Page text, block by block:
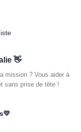
👋
mission ? Vous aider à
sans prise de tête !